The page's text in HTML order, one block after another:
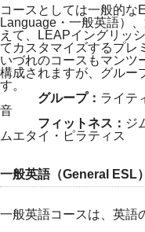
コースとしては一般的な
Language・一般英語）
えて、LEAPイングリッ
てカスタマイズするプレ
いづれのコースもマンツ
構成されますが、グルー
す。
グループ： ライテ
音
フィットネス： ジ
ムエタイ・ピラティス
一般英語（General ESL
一般英語コースは、英語